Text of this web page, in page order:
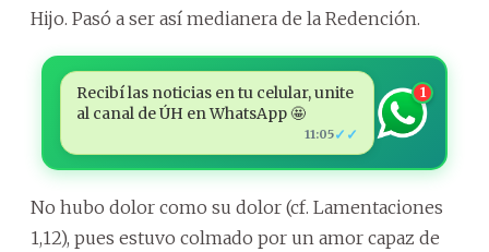
Hijo. Pasó a ser así medianera de la Redención.
Recibí las noticias en tu celular, unite
al canal de ÚH en WhatsApp 🤩
11:05✓✓
1
No hubo dolor como su dolor (cf. Lamentaciones
1,12), pues estuvo colmado por un amor capaz de